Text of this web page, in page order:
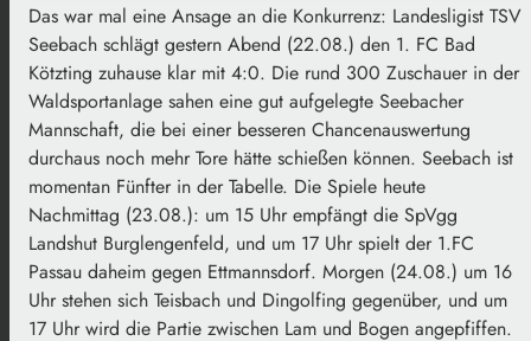
Das war mal eine Ansage an die Konkurrenz: Landesligist TSV
Seebach schlägt gestern Abend (22.08.) den 1. FC Bad
Kötzting zuhause klar mit 4:0. Die rund 300 Zuschauer in der
Waldsportanlage sahen eine gut aufgelegte Seebacher
Mannschaft, die bei einer besseren Chancenauswertung
durchaus noch mehr Tore hätte schießen können. Seebach ist
momentan Fünfter in der Tabelle. Die Spiele heute
Nachmittag (23.08.): um 15 Uhr empfängt die SpVgg
Landshut Burglengenfeld, und um 17 Uhr spielt der 1.FC
Passau daheim gegen Ettmannsdorf. Morgen (24.08.) um 16
Uhr stehen sich Teisbach und Dingolfing gegenüber, und um
17 Uhr wird die Partie zwischen Lam und Bogen angepfiffen.